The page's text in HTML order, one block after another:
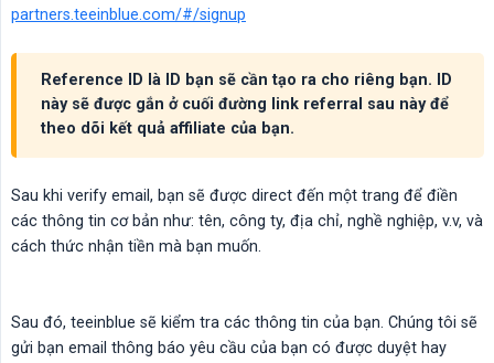
partners.teeinblue.com/#/signup
Reference ID là ID bạn sẽ cần tạo ra cho riêng bạn. ID
này sẽ được gắn ở cuối đường link referral sau này để
theo dõi kết quả affiliate của bạn.
Sau khi verify email, bạn sẽ được direct đến một trang để điền
các thông tin cơ bản như: tên, công ty, địa chỉ, nghề nghiệp, v.v, và
cách thức nhận tiền mà bạn muốn.
Sau đó, teeinblue sẽ kiểm tra các thông tin của bạn. Chúng tôi sẽ
gửi bạn email thông báo yêu cầu của bạn có được duyệt hay